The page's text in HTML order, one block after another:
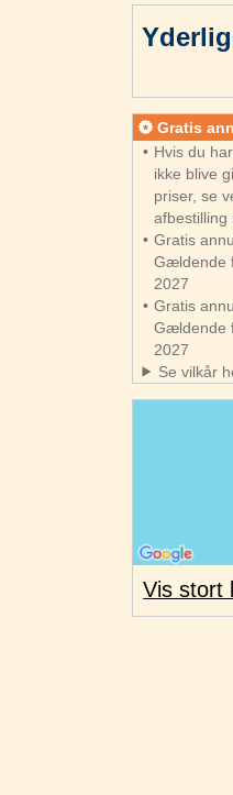
Gratis
Hvis du
ikke blive
priser, se
afbestilling
Gratis
Gældende
2027
Gratis
Gældende
2027
Se vilkår
Vis stort